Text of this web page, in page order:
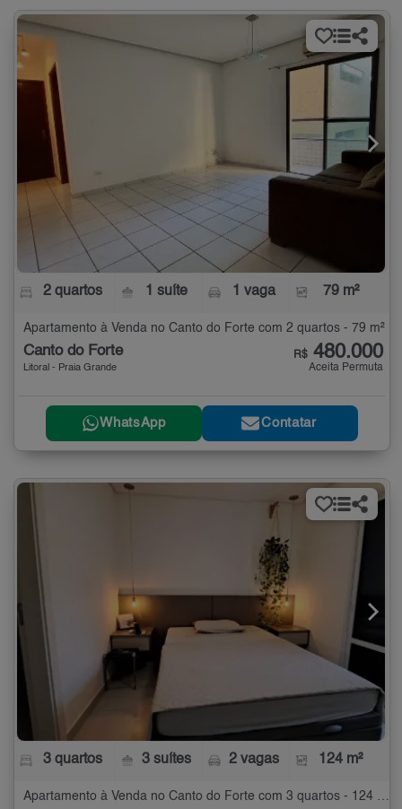
2 quartos 1 suíte 1 vaga 79 m²
Apartamento à Venda no Canto do Forte com 2 quartos - 79 m²
Canto do Forte
Litoral - Praia Grande
R$ 480.000
Aceita Permuta
WhatsApp Contatar
3 quartos 3 suítes 2 vagas 124 m²